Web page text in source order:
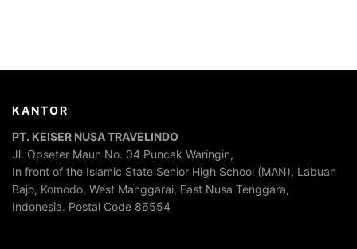
KANTOR
PT. KEISER NUSA TRAVELINDO
Jl. Opseter Maun No. 04 Puncak Waringin,
In front of the Islamic State Senior High School (MAN), Labuan
Bajo, Komodo, West Manggarai, East Nusa Tenggara,
Indonesia. Postal Code 86554